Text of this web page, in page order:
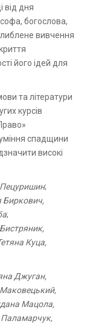
від дня
богослова,
вивчення
його ідей для
та літератури
курсів
спадщини
високі
Пецуришин;
Биркович,
;
Куца,
Джуган,
Мацола,
Паламарчук,